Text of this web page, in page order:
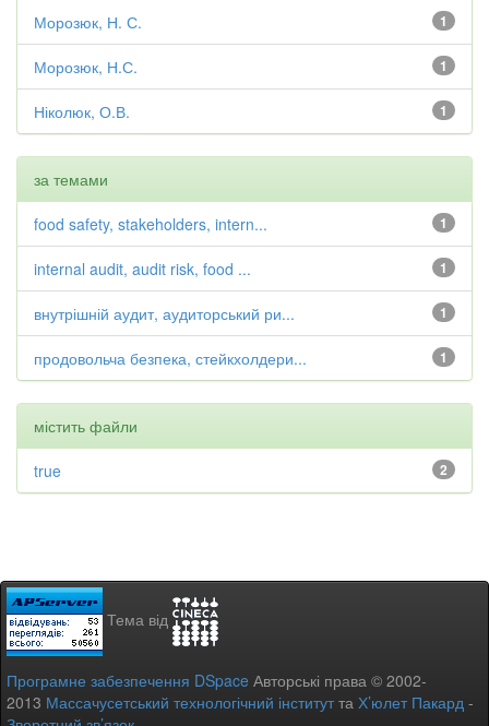
1
Морозюк, Н. С.
1
Морозюк, Н.С.
1
Ніколюк, О.В.
за темами
1
food safety, stakeholders, intern...
1
internal audit, audit risk, food ...
1
внутрішній аудит, аудиторський ри...
1
продовольча безпека, стейкхолдери...
містить файли
2
true
Тема від
Програмне забезпечення DSpace Авторські права © 2002-
2013 Массачусетський технологічний інститутта Х’юлет Пакард -